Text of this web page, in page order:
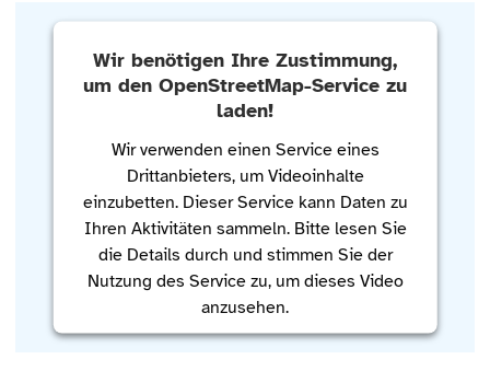
Wir benötigen Ihre Zustimmung,
um den OpenStreetMap-Service zu
laden!
Wir verwenden einen Service eines
Drittanbieters, um Videoinhalte
einzubetten. Dieser Service kann Daten zu
Ihren Aktivitäten sammeln. Bitte lesen Sie
die Details durch und stimmen Sie der
Nutzung des Service zu, um dieses Video
anzusehen.